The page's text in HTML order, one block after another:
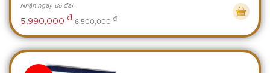
Nhận ngay ưu đãi
5,990,000 đ 6,500,000đ